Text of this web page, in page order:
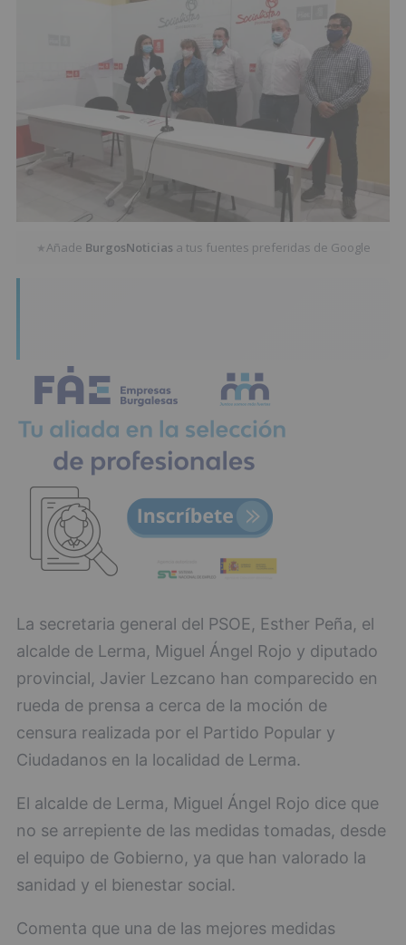
★Añade BurgosNoticias a tus fuentes preferidas de Google
La secretaria general del PSOE, Esther Peña, el
alcalde de Lerma, Miguel Ángel Rojo y diputado
provincial, Javier Lezcano han comparecido en
rueda de prensa a cerca de la moción de
censura realizada por el Partido Popular y
Ciudadanos en la localidad de Lerma.
El alcalde de Lerma, Miguel Ángel Rojo dice que
no se arrepiente de las medidas tomadas, desde
el equipo de Gobierno, ya que han valorado la
sanidad y el bienestar social.
Comenta que una de las mejores medidas